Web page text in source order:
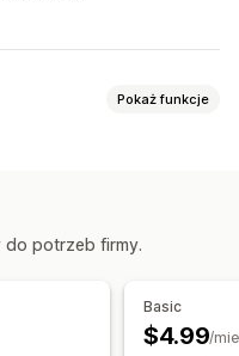
Pokaż funkcje
do potrzeb firmy.
Basic
$4.99/